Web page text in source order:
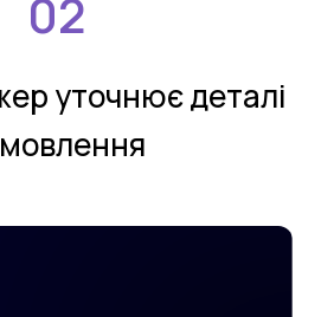
утoчнює деталi